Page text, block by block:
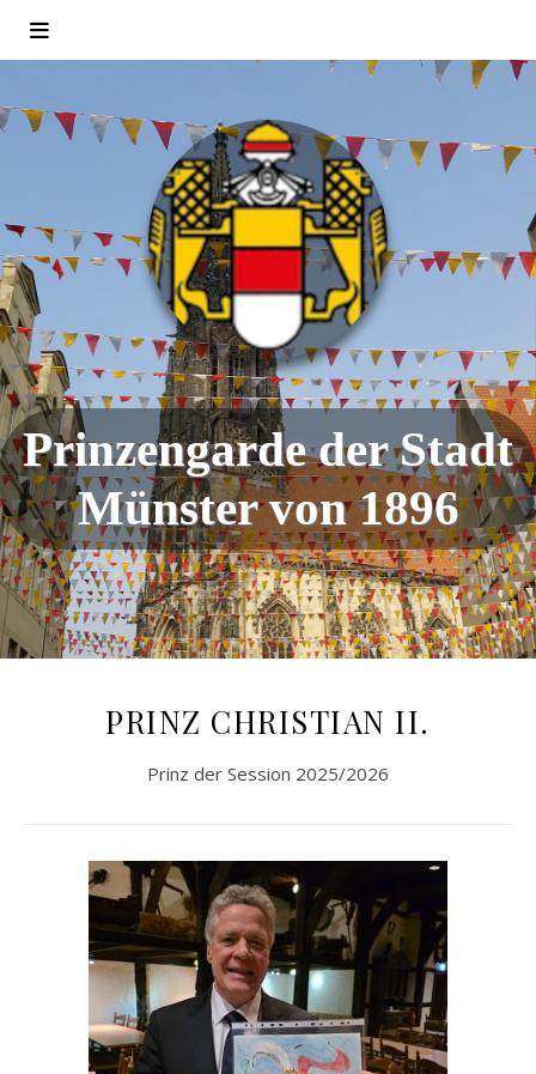
Prinzengarde der Stadt
Münster von 1896
PRINZ CHRISTIAN II.
Prinz der Session 2025/2026